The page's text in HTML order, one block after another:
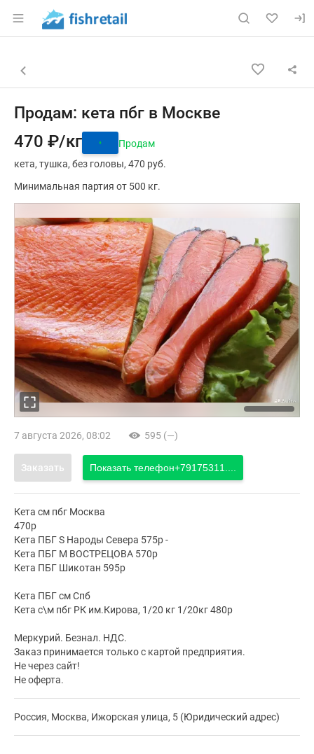
Раздел навигации по сайту fishretail.ru
Объявление: Продам: кета пбг
Навигация и управление объявлением
Назад к списку объявлений
Продам: кета пбг в Москве
470 ₽/кг
Продам
кета тушка без головы 470 руб.
Минимальная партия от 500 кг.
7 августа 2026, 08:02 595 (—)
Заказать Показать телефон+79175311....
Кета см пбг Москва
470р
Кета ПБГ S Народы Севера 575р -
Кета ПБГ М ВОСТРЕЦОВА 570р
Кета ПБГ Шикотан 595р
Кета ПБГ см Спб
Кета с\м пбг РК им.Кирова, 1/20 кг 1/20кг 480р
Меркурий. Безнал. НДС.
Заказ принимается только с картой предприятия.
Не через сайт!
Не оферта.
Россия, Москва, Ижорская улица, 5 (Юридический адрес)